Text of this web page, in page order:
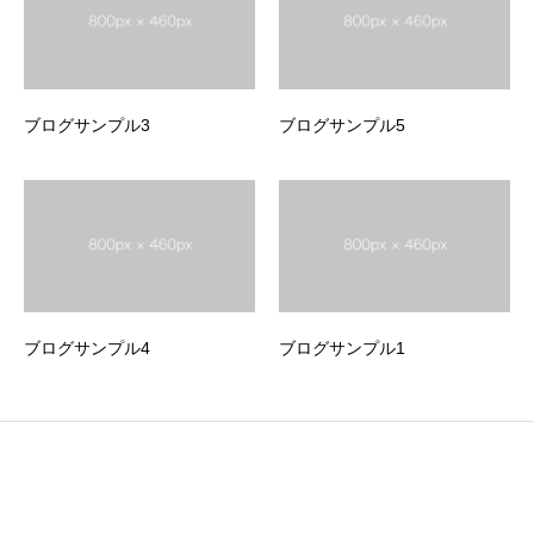
ブログサンプル3 ブログサンプル5
ブログサンプル4 ブログサンプル1